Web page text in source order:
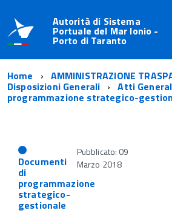
Autorità di Sistema
Portuale del Mar Ionio -
Porto di Taranto
Home AMMINISTRAZIONE
Disposizioni Generali Atti
programmazione strategico-
Documenti
di
programmazione
strategico-
gestionale
Pubblicato: 09
Marzo 2018